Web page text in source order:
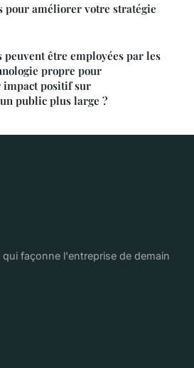
pour améliorer votre stratégie
peuvent être employées par les
propre pour
positif sur
public plus large ?
façonne l'entreprise de demain